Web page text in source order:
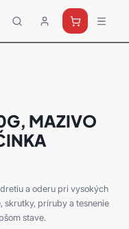
MAZIVO
a oderu pri vysokých
skrutky, príruby a tesnenie
stave.